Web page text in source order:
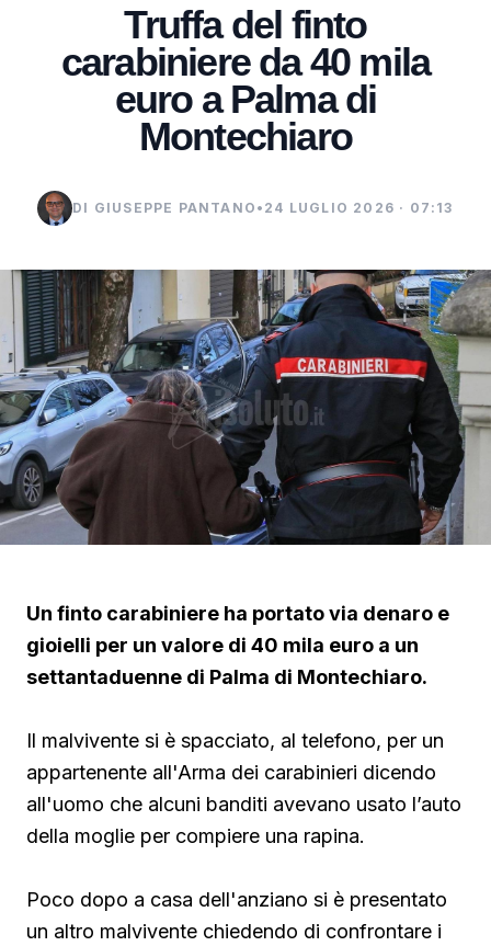
Truffa del finto
carabiniere da 40 mila
euro a Palma di
Montechiaro
DI GIUSEPPE PANTANO • 24 LUGLIO 2026 · 07:13
Un finto carabiniere ha portato via denaro e
gioielli per un valore di 40 mila euro a un
settantaduenne di Palma di Montechiaro.
Il malvivente si è spacciato, al telefono, per un
appartenente all'Arma dei carabinieri dicendo
all'uomo che alcuni banditi avevano usato l’auto
della moglie per compiere una rapina.
Poco dopo a casa dell'anziano si è presentato
un altro malvivente chiedendo di confrontare i